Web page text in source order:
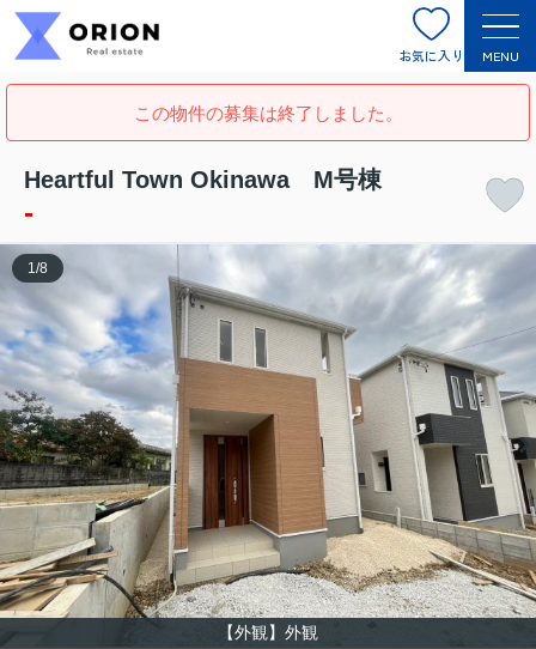
お気に入り MENU
この物件の募集は終了しました。
Heartful Town Okinawa M号棟
-
【外観】外観
1 /8